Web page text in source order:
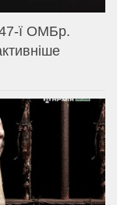
ї ОМБр.